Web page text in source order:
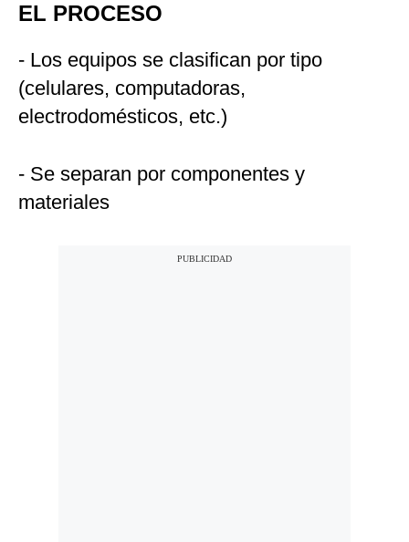
EL PROCESO
- Los equipos se clasifican por tipo
(celulares, computadoras,
electrodomésticos, etc.)
- Se separan por componentes y
materiales